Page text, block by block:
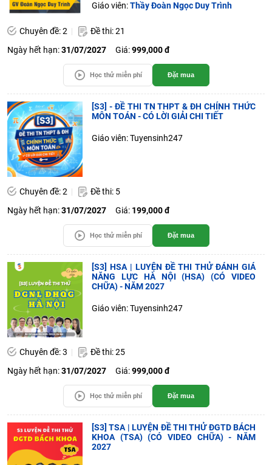
Giáo viên:Thầy Đoàn Ngọc Duy Trình
Chuyên đề: 2
Đề thi: 21
Ngày hết hạn:31/07/2027 Giá:999,000 đ
Học thử miễn phí Đặt mua
[S3] - ĐỀ THI TN THPT & ĐH CHÍNH THỨC
MÔN TOÁN - CÓ LỜI GIẢI CHI TIẾT
Giáo viên: Tuyensinh247
Chuyên đề: 2
Đề thi: 5
Ngày hết hạn:31/07/2027 Giá: 199,000 đ
Học thử miễn phí Đặt mua
[S3] HSA | LUYỆN ĐỀ THI THỬ ĐÁNH GIÁ
NĂNG LỰC HÀ NỘI (HSA) (CÓ VIDEO
CHỮA) - NĂM 2027
Giáo viên: Tuyensinh247
Chuyên đề: 3
Đề thi: 25
Ngày hết hạn:31/07/2027 Giá:999,000 đ
Học thử miễn phí Đặt mua
[S3] TSA | LUYỆN ĐỀ THI THỬ ĐGTD BÁCH
KHOA (TSA) (CÓ VIDEO CHỮA) - NĂM
2027